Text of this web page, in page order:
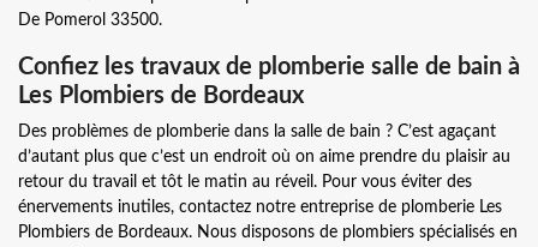
De Pomerol 33500.
Confiez les travaux de plomberie salle de bain à
Les Plombiers de Bordeaux
Des problèmes de plomberie dans la salle de bain ? C’est agaçant
d’autant plus que c’est un endroit où on aime prendre du plaisir au
retour du travail et tôt le matin au réveil. Pour vous éviter des
énervements inutiles, contactez notre entreprise de plomberie Les
Plombiers de Bordeaux. Nous disposons de plombiers spécialisés en